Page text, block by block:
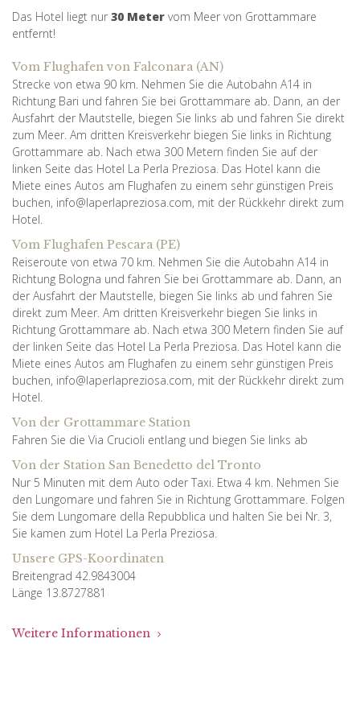
Das Hotel liegt nur 30 Meter vom Meer von Grottammare
entfernt!
Vom Flughafen von Falconara (AN)
Strecke von etwa 90 km. Nehmen Sie die Autobahn A14 in
Richtung Bari und fahren Sie bei Grottammare ab. Dann, an der
Ausfahrt der Mautstelle, biegen Sie links ab und fahren Sie direkt
zum Meer. Am dritten Kreisverkehr biegen Sie links in Richtung
Grottammare ab. Nach etwa 300 Metern finden Sie auf der
linken Seite das Hotel La Perla Preziosa. Das Hotel kann die
Miete eines Autos am Flughafen zu einem sehr günstigen Preis
buchen, info@laperlapreziosa.com, mit der Rückkehr direkt zum
Hotel.
Vom Flughafen Pescara (PE)
Reiseroute von etwa 70 km. Nehmen Sie die Autobahn A14 in
Richtung Bologna und fahren Sie bei Grottammare ab. Dann, an
der Ausfahrt der Mautstelle, biegen Sie links ab und fahren Sie
direkt zum Meer. Am dritten Kreisverkehr biegen Sie links in
Richtung Grottammare ab. Nach etwa 300 Metern finden Sie auf
der linken Seite das Hotel La Perla Preziosa. Das Hotel kann die
Miete eines Autos am Flughafen zu einem sehr günstigen Preis
buchen, info@laperlapreziosa.com, mit der Rückkehr direkt zum
Hotel.
Von der Grottammare Station
Fahren Sie die Via Crucioli entlang und biegen Sie links ab
Von der Station San Benedetto del Tronto
Nur 5 Minuten mit dem Auto oder Taxi. Etwa 4 km. Nehmen Sie
den Lungomare und fahren Sie in Richtung Grottammare. Folgen
Sie dem Lungomare della Repubblica und halten Sie bei Nr. 3,
Sie kamen zum Hotel La Perla Preziosa.
Unsere GPS-Koordinaten
Breitengrad 42.9843004
Länge 13.8727881
Weitere Informationen